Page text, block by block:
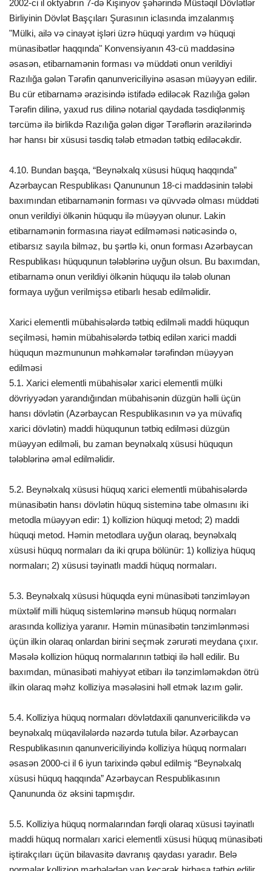
2002-ci il oktyabrın 7-də Kişinyov şəhərində Müstəqil Dövlətlər
Birliyinin Dövlət Başçıları Şurasının iclasında imzalanmış
"Mülki, ailə və cinayət işləri üzrə hüquqi yardım və hüquqi
münasibətlər haqqında" Konvensiyanın 43-cü maddəsinə
əsasən, etibarnamənin forması və müddəti onun verildiyi
Razılığa gələn Tərəfin qanunvericiliyinə əsasən müəyyən edilir.
Bu cür etibarnamə ərazisində istifadə ediləcək Razılığa gələn
Tərəfin dilinə, yaxud rus dilinə notarial qaydada təsdiqlənmiş
tərcümə ilə birlikdə Razılığa gələn digər Tərəflərin ərazilərində
hər hansı bir xüsusi təsdiq tələb etmədən tətbiq ediləcəkdir.
4.10. Bundan başqa, “Beynəlxalq xüsusi hüquq haqqında”
Azərbaycan Respublikası Qanununun 18-ci maddəsinin tələbi
baxımından etibarnamənin forması və qüvvədə olması müddəti
onun verildiyi ölkənin hüququ ilə müəyyən olunur. Lakin
etibarnamənin formasına riayət edilməməsi nəticəsində o,
etibarsız sayıla bilməz, bu şərtlə ki, onun forması Azərbaycan
Respublikası hüququnun tələblərinə uyğun olsun. Bu baxımdan,
etibarnamə onun verildiyi ölkənin hüququ ilə tələb olunan
formaya uyğun verilmişsə etibarlı hesab edilməlidir.
Xarici elementli mübahisələrdə tətbiq edilməli maddi hüququn
seçilməsi, həmin mübahisələrdə tətbiq edilən xarici maddi
hüququn məzmununun məhkəmələr tərəfindən müəyyən
edilməsi
5.1. Xarici elementli mübahisələr xarici elementli mülki
dövriyyədən yarandığından mübahisənin düzgün həlli üçün
hansı dövlətin (Azərbaycan Respublikasının və ya müvafiq
xarici dövlətin) maddi hüququnun tətbiq edilməsi düzgün
müəyyən edilməli, bu zaman beynəlxalq xüsusi hüququn
tələblərinə əməl edilməlidir.
5.2. Beynəlxalq xüsusi hüquq xarici elementli mübahisələrdə
münasibətin hansı dövlətin hüquq sisteminə tabe olmasını iki
metodla müəyyən edir: 1) kollizion hüquqi metod; 2) maddi
hüquqi metod. Həmin metodlara uyğun olaraq, beynəlxalq
xüsusi hüquq normaları da iki qrupa bölünür: 1) kolliziya hüquq
normaları; 2) xüsusi təyinatlı maddi hüquq normaları.
5.3. Beynəlxalq xüsusi hüquqda eyni münasibəti tənzimləyən
müxtəlif milli hüquq sistemlərinə mənsub hüquq normaları
arasında kolliziya yaranır. Həmin münasibətin tənzimlənməsi
üçün ilkin olaraq onlardan birini seçmək zərurəti meydana çıxır.
Məsələ kollizion hüquq normalarının tətbiqi ilə həll edilir. Bu
baxımdan, münasibəti mahiyyət etibarı ilə tənzimləməkdən ötrü
ilkin olaraq məhz kolliziya məsələsini həll etmək lazım gəlir.
5.4. Kolliziya hüquq normaları dövlətdaxili qanunvericilikdə və
beynəlxalq müqavilələrdə nəzərdə tutula bilər. Azərbaycan
Respublikasının qanunvericiliyində kolliziya hüquq normaları
əsasən 2000-ci il 6 iyun tarixində qəbul edilmiş “Beynəlxalq
xüsusi hüquq haqqında” Azərbaycan Respublikasının
Qanununda öz əksini tapmışdır.
5.5. Kolliziya hüquq normalarından fərqli olaraq xüsusi təyinatlı
maddi hüquq normaları xarici elementli xüsusi hüquq münasibəti
iştirakçıları üçün bilavasitə davranış qaydası yaradır. Belə